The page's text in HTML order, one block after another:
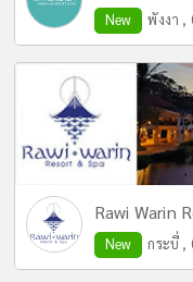
New พังงา ,
Rawi Warin
New กระบี่ ,